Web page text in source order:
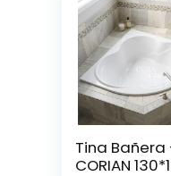
Tina Bañera
CORIAN